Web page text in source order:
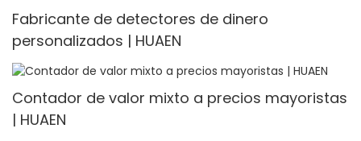
Fabricante de detectores de dinero
personalizados | HUAEN
Contador de valor mixto a precios mayoristas
| HUAEN